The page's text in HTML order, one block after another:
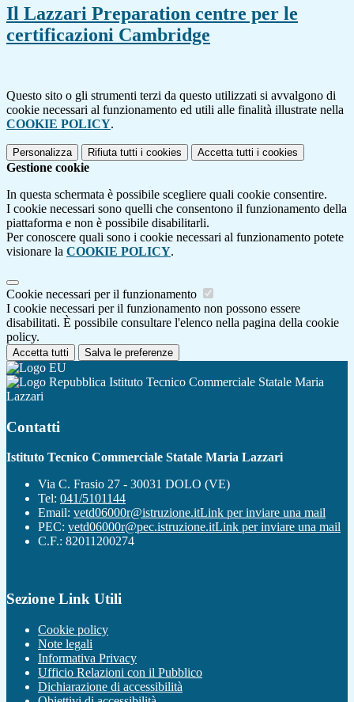
Il Lazzari Preparation centre per le
certificazioni Cambridge
Questo sito o gli strumenti terzi da questo utilizzati si avvalgono di
cookie necessari al funzionamento ed utili alle finalità illustrate nella
COOKIE POLICY.
Personalizza Rifiuta tutti i cookies Accetta tutti i cookies
Gestione cookie
In questa schermata è possibile scegliere quali cookie consentire.
I cookie necessari sono quelli che consentono il funzionamento della
piattaforma e non è possibile disabilitarli.
Per conoscere quali sono i cookie necessari al funzionamento potete
visionare la COOKIE POLICY.
Cookie necessari per il funzionamento
I cookie necessari per il funzionamento non possono essere
disabilitati. È possibile consultare l'elenco nella pagina della cookie
policy.
Accetta tutti Salva le preferenze
Istituto Tecnico Commerciale Statale Maria
Lazzari
Contatti
Istituto Tecnico Commerciale Statale Maria Lazzari
Via C. Frasio 27 - 30031 DOLO (VE)
Tel: 041/5101144
Email: vetd06000r@istruzione.itLink per inviare una mail
PEC: vetd06000r@pec.istruzione.itLink per inviare una mail
C.F.: 82011200274
Sezione Link Utili
Cookie policy
Note legali
Informativa Privacy
Ufficio Relazioni con il Pubblico
Dichiarazione di accessibilità